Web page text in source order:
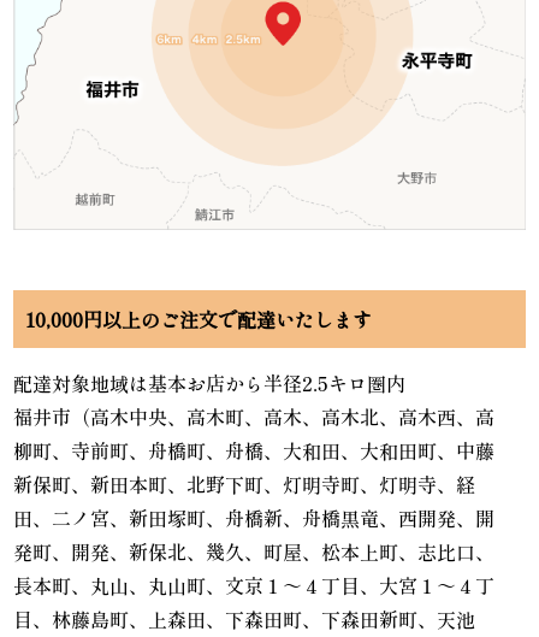
10,000円以上のご注文で配達いたします
配達対象地域は基本お店から半径2.5キロ圏内
福井市（高木中央、高木町、高木、高木北、高木西、高
柳町、寺前町、舟橋町、舟橋、大和田、大和田町、中藤
新保町、新田本町、北野下町、灯明寺町、灯明寺、経
田、二ノ宮、新田塚町、舟橋新、舟橋黒竜、西開発、開
発町、開発、新保北、幾久、町屋、松本上町、志比口、
長本町、丸山、丸山町、文京１～４丁目、大宮１～４丁
目、林藤島町、上森田、下森田町、下森田新町、天池